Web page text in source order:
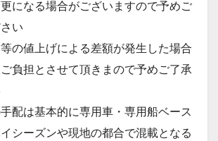
になる場合がございますので予めご
い
の値上げによる差額が発生した場合
負担とさせて頂きまので予めご了承
配は基本的に専用車・専用船ベース
シーズンや現地の都合で混載となる